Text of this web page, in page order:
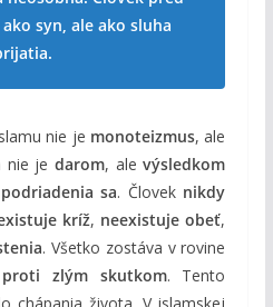
syn, ale ako sluha
nie je monoteizmus, ale
nie je darom, alevýsledkom
podriadenia sa. Človek nikdy
kríž, neexistuje obeť,
. Všetko zostáva v rovine
zlým skutkom. Tento